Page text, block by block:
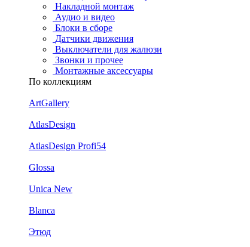
Накладной монтаж
Аудио и видео
Блоки в сборе
Датчики движения
Выключатели для жалюзи
Звонки и прочее
Монтажные аксессуары
По коллекциям
ArtGallery
AtlasDesign
AtlasDesign Profi54
Glossa
Unica New
Blanca
Этюд